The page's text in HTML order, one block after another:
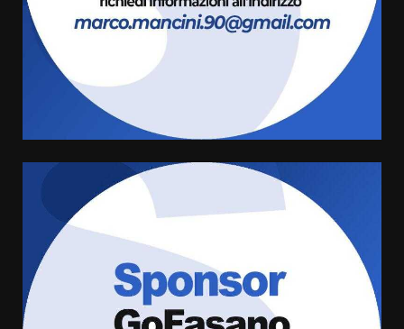
7 Agosto 2026 06:05
US Fasano, Scianaro: “Profonda
amarezza per esclusione dal
Fasanese ferito a colpi di arma
da fuoco
6 Agosto 2026 18:13
Carta d’identità: continua il piano
di aperture straordinarie del
Comune di Fasano